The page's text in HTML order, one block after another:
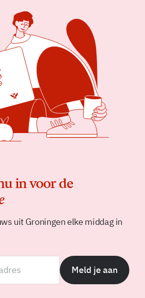
in voor de
uit Groningen elke middag in
Meld je aan